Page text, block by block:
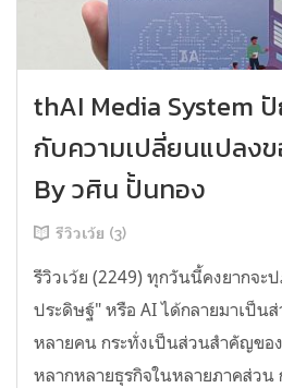
thAI Media System
กับความเปลี่ยนแปลง
By วศิน ปั้นทอง
รีวิวเว้ย (3)
รีวิวเว้ย (2249) ทุกวันนี้คงยากจะ
ประดิษฐ์" หรือ AI ได้กลายมาเป็น
หลายคน กระทั่งเป็นส่วนสำคัญขอ
หลากหลายธุรกิจในหลายภาคส่วน